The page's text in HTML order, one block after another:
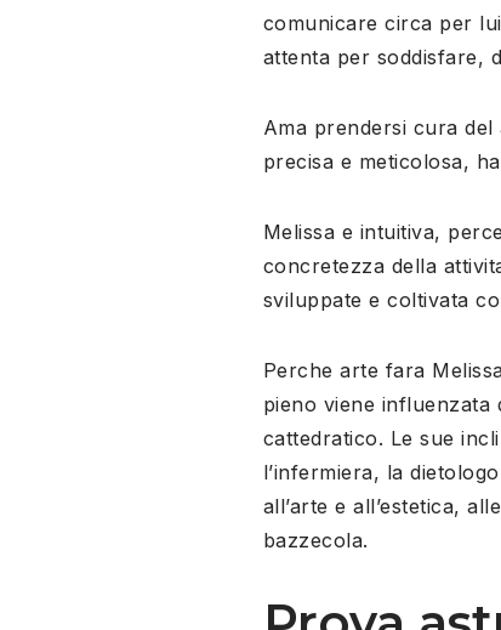
comunicare circa per
attenta per soddisfare,
Ama prendersi cura del
precisa e meticolosa,
Melissa e intuitiva,
concretezza della
sviluppate e coltivata
Perche arte fara
pieno viene
cattedratico. Le sue
l’infermiera, la
all’arte e all’estetica,
bazzecola.